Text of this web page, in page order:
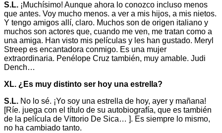
S.L. ¡Muchísimo! Aunque ahora lo conozco incluso menos
que antes. Voy mucho menos. a ver a mis hijos, a mis nietos.
Y tengo amigos allí, claro. Muchos son de origen italiano y
muchos son actores que, cuando me ven, me tratan como a
una amiga. Han visto mis películas y les han gustado. Meryl
Streep es encantadora conmigo. Es una mujer
extraordinaria. Penélope Cruz también, muy amable. Judi
Dench…
XL. ¿Es muy distinto ser hoy una estrella?
S.L. No lo sé. ¡Yo soy una estrella de hoy, ayer y mañana!
[Ríe. juega con el título de su autobiografía, que es también
de la película de Vittorio De Sica… ]. Es siempre lo mismo,
no ha cambiado tanto.